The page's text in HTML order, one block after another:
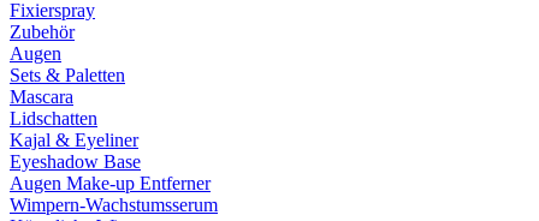
Fixierspray
Zubehör
Augen
Sets & Paletten
Mascara
Lidschatten
Kajal & Eyeliner
Eyeshadow Base
Augen Make-up Entferner
Wimpern-Wachstumsserum